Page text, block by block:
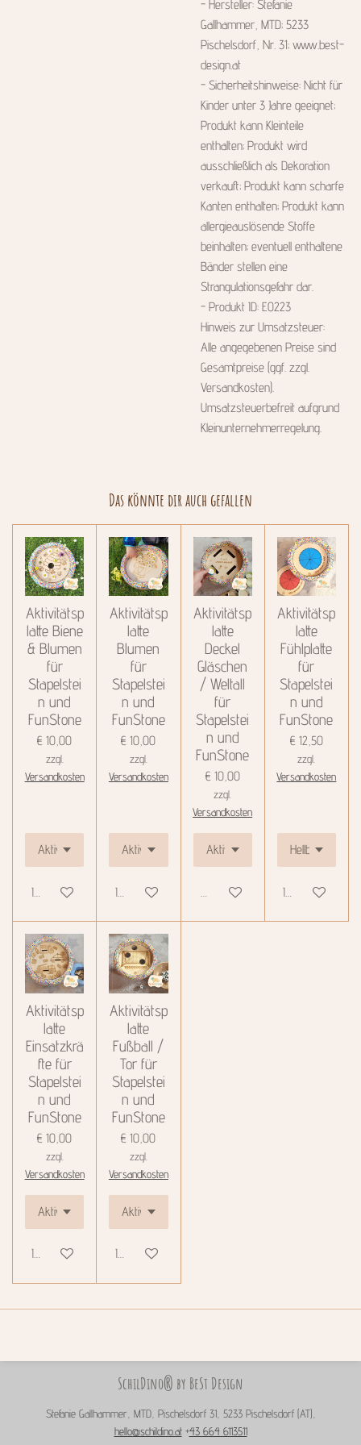
- Hersteller: Stefanie
Gallhammer, MTD; 5233
Pischelsdorf, Nr. 31; www.best-
design.at
- Sicherheitshinweise: Nicht für
Kinder unter 3 Jahre geeignet;
Produkt kann Kleinteile
enthalten; Produkt wird
ausschließlich als Dekoration
verkauft; Produkt kann scharfe
Kanten enthalten; Produkt kann
allergieauslösende Stoffe
beinhalten; eventuell enthaltene
Bänder stellen eine
Strangulationsgefahr dar.
- Produkt ID: E0223
Hinweis zur Umsatzsteuer:
Alle angegebenen Preise sind
Gesamtpreise (ggf. zzgl.
Versandkosten).
Umsatzsteuerbefreit aufgrund
Kleinunternehmerregelung.
Das könnte dir auch gefallen
Aktivitätsp
latte Biene
& Blumen
für
Stapelstei
n und
FunStone
€ 10,00
zzgl.
Versandkosten
In den Warenkorb
Aktivitätsp
latte
Blumen
für
Stapelstei
n und
FunStone
€ 10,00
zzgl.
Versandkosten
In den Warenkorb
Aktivitätsp
latte
Deckel
Gläschen
/ Weltall
für
Stapelstei
n und
FunStone
€ 10,00
zzgl.
Versandkosten
Details anzeigen
Aktivitätsp
latte
Fühlplatte
für
Stapelstei
n und
FunStone
€ 12,50
zzgl.
Versandkosten
In den
Aktivitätsp
latte
Einsatzkrä
fte für
Stapelstei
n und
FunStone
€ 10,00
zzgl.
Versandkosten
In den Warenkorb
Aktivitätsp
latte
Fußball /
Tor für
Stapelstei
n und
FunStone
€ 10,00
zzgl.
Versandkosten
In den Warenkorb
SchilDino® by BeSt Design
Stefanie Gallhammer, MTD, Pischelsdorf 31, 5233 Pischelsdorf (AT),
hello@schildino.at+43 664 6113511